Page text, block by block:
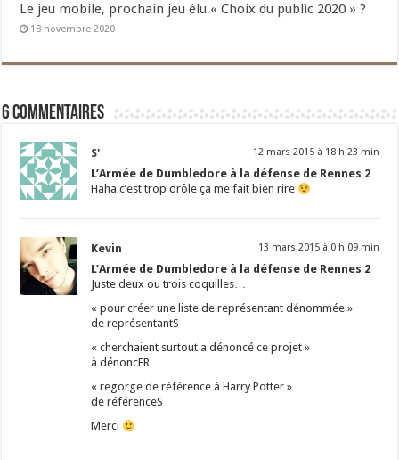
Le jeu mobile, prochain jeu élu « Choix du public 2020 » ?
18 novembre 2020
6 commentaires
S' 12 mars 2015 à 18 h 23 min
L’Armée de Dumbledore à la défense de Rennes 2
Haha c’est trop drôle ça me fait bien rire
Kevin 13 mars 2015 à 0 h 09 min
L’Armée de Dumbledore à la défense de Rennes 2
Juste deux ou trois coquilles…
« pour créer une liste de représentant dénommée »
de représentantS
« cherchaient surtout a dénoncé ce projet »
à dénoncER
« regorge de référence à Harry Potter »
de référenceS
Merci